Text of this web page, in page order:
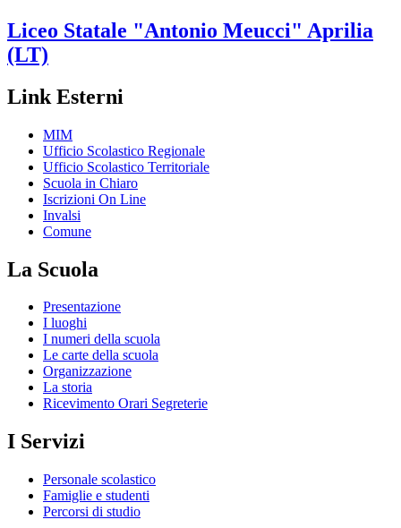
Liceo Statale "Antonio Meucci" Aprilia
(LT)
Link Esterni
MIM
Ufficio Scolastico Regionale
Ufficio Scolastico Territoriale
Scuola in Chiaro
Iscrizioni On Line
Invalsi
Comune
La Scuola
Presentazione
I luoghi
I numeri della scuola
Le carte della scuola
Organizzazione
La storia
Ricevimento Orari Segreterie
I Servizi
Personale scolastico
Famiglie e studenti
Percorsi di studio